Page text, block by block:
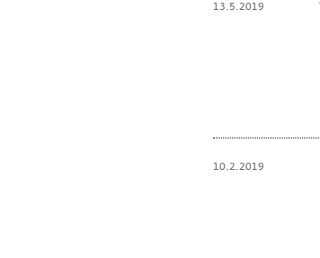
13.5.2019
10.2.2019